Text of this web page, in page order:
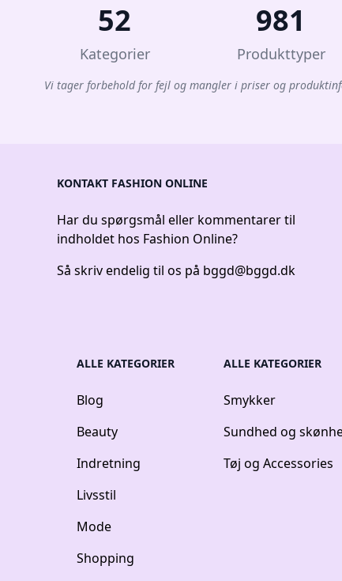
52
Kategorier
981
Produkttyper
Vi tager forbehold for fejl og mangler i priser og
KONTAKT FASHION ONLINE
Har du spørgsmål eller kommentarer til
indholdet hos Fashion Online?
Så skriv endelig til os på bggd@bggd.dk
ALLE KATEGORIER
Blog
Beauty
Indretning
Livsstil
Mode
Shopping
ALLE KATEGORIER
Smykker
Sundhed og
Tøj og Accessories